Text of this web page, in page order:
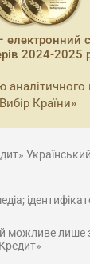
електронний
2024-2025
аналітичного
Країни»
можливе